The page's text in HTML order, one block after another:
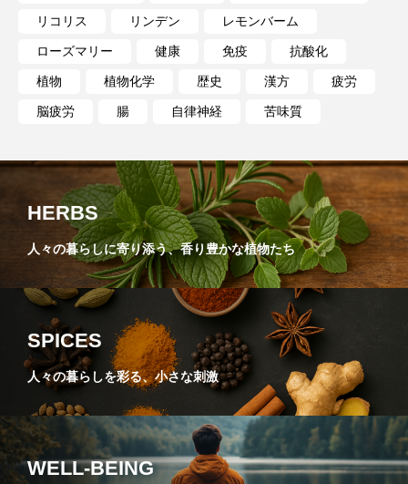
リコリス リンデン レモンバーム
ローズマリー 健康 免疫 抗酸化
植物 植物化学 歴史 漢方 疲労
脳疲労 腸 自律神経 苦味質
HERBS
人々の暮らしに寄り添う、香り豊かな植物たち
SPICES
人々の暮らしを彩る、小さな刺激
WELL-BEING